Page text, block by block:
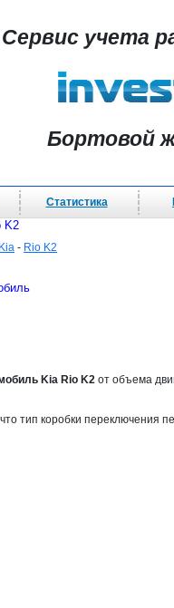
Сервис учета
Бортовой
Статистика
K2
Kia - Rio K2
Kia Rio K2 от объема
тип коробки переключения